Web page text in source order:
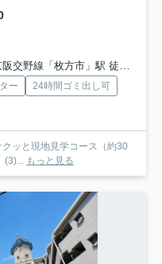
交野線「枚方市」駅 徒歩9分
ー
24時間ゴミ出し可
ッと現地見学コース（約30
(3)... もっと見る